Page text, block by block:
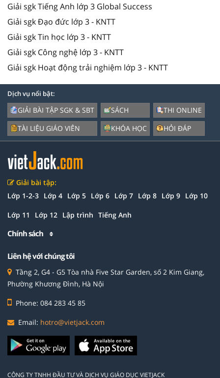
Giải sgk Tiếng Anh lớp 3 Global Success
Giải sgk Đạo đức lớp 3 - KNTT
Giải sgk Tin học lớp 3 - KNTT
Giải sgk Công nghệ lớp 3 - KNTT
Giải sgk Hoạt động trải nghiệm lớp 3 - KNTT
Dịch vụ nổi bật:
GIẢI BÀI TẬP SGK & SBT
TÀI LIỆU GIÁO VIÊN
SÁCH
KHÓA HỌC
THI ONLINE
HỎI ĐÁP
Giải bài tập:
Lớp 1-2-3 Lớp 4 Lớp 5 Lớp 6 Lớp 7 Lớp 8 Lớp 9 Lớp 10
Lớp 11 Lớp 12 Lập trình Tiếng Anh
Chính sách
Liên hệ với chúng tôi
Tầng 2, G4 - G5 Tòa nhà Five Star Garden, số 2 Kim Giang,
Phường Khương Đình, Hà Nội
Phone: 084 283 45 85
Email: hotro@vietjack.com
CÔNG TY TNHH ĐẦU TƯ VÀ DỊCH VỤ GIÁO DỤC VIETJACK